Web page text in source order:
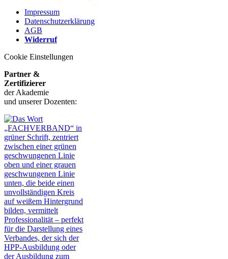
Impressum
Datenschutzerklärung
AGB
Widerruf
Cookie Einstellungen
Partner &
Zertifizierer
der Akademie
und unserer Dozenten: